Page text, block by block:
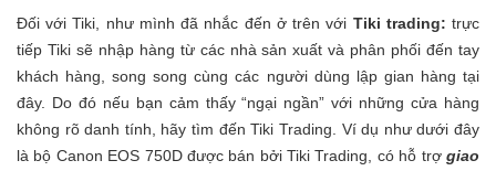
Đối với Tiki, như mình đã nhắc đến ở trên với Tiki trading:trực
tiếp Tiki sẽ nhập hàng từ các nhà sản xuất và phân phối đến tay
khách hàng, song song cùng các người dùng lập gian hàng tại
đây. Do đó nếu bạn cảm thấy “ngại ngần” với những cửa hàng
không rõ danh tính, hãy tìm đến Tiki Trading. Ví dụ như dưới đây
là bộ Canon EOS 750D được bán bởi Tiki Trading, có hỗ trợ giao